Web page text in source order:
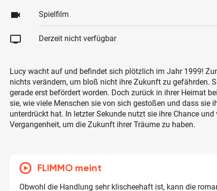
videocam Spielfilm
tv Derzeit nicht verfügbar
Lucy wacht auf und befindet sich plötzlich im Jahr 1999!
nichts verändern, um bloß nicht ihre Zukunft zu gefährden.
gerade erst befördert worden. Doch zurück in ihrer Heimat
sie, wie viele Menschen sie von sich gestoßen und dass sie
unterdrückt hat. In letzter Sekunde nutzt sie ihre Chance und
Vergangenheit, um die Zukunft ihrer Träume zu haben.
FLIMMO meint
Obwohl die Handlung sehr klischeehaft ist, kann die